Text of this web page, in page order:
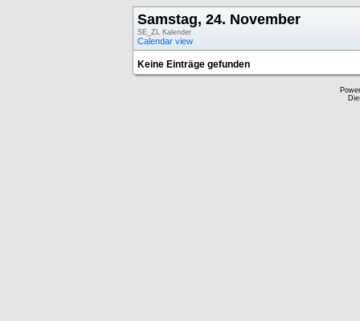
Samstag, 24. November
SE_ZL Kalender
Calendar view
Keine Einträge gefunden